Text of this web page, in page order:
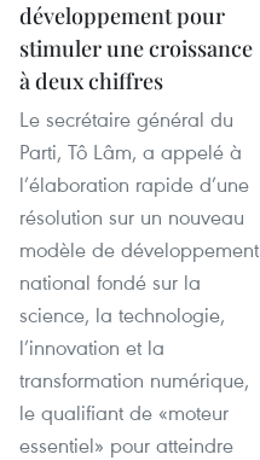
développement pour
stimuler une croissance
à deux chiffres
Le secrétaire général du
Parti, Tô Lâm, a appelé à
l’élaboration rapide d’une
résolution sur un nouveau
modèle de développement
national fondé sur la
science, la technologie,
l’innovation et la
transformation numérique,
le qualifiant de «moteur
essentiel» pour atteindre